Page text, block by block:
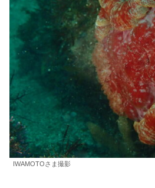
IWAMOTOさま撮影